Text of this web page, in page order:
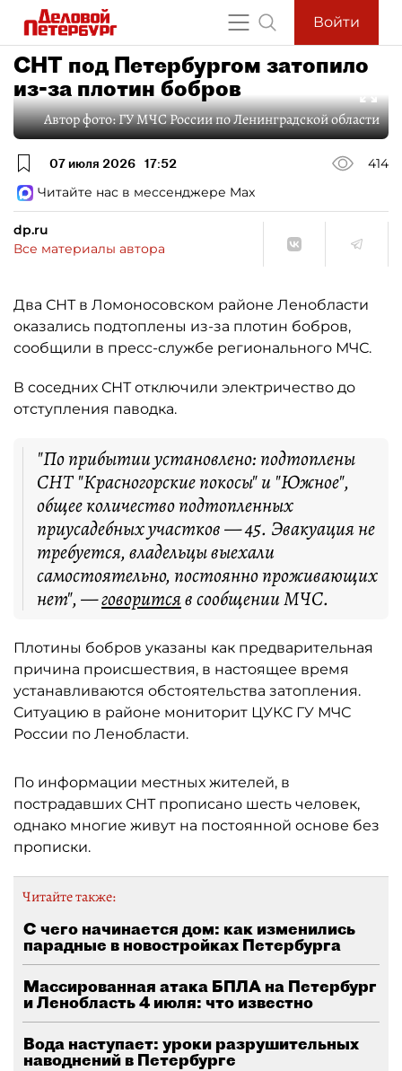
Войти
СНТ под Петербургом затопило
из-за плотин бобров
Автор фото:ГУ МЧС России по Ленинградской области
07 июля 2026 17:52
414
Читайте нас в мессенджере Max
dp.ru
Все материалы автора
Два СНТ в Ломоносовском районе Ленобласти
оказались подтоплены из-за плотин бобров,
сообщили в пресс-службе регионального МЧС.
В соседних СНТ отключили электричество до
отступления паводка.
"По прибытии установлено: подтоплены
СНТ "Красногорские покосы" и "Южное",
общее количество подтопленных
приусадебных участков — 45. Эвакуация не
требуется, владельцы выехали
самостоятельно, постоянно проживающих
нет", —говоритсяв сообщении МЧС.
Плотины бобров указаны как предварительная
причина происшествия, в настоящее время
устанавливаются обстоятельства затопления.
Ситуацию в районе мониторит ЦУКС ГУ МЧС
России по Ленобласти.
По информации местных жителей, в
пострадавших СНТ прописано шесть человек,
однако многие живут на постоянной основе без
прописки.
Читайте также:
С чего начинается дом: как изменились
парадные в новостройках Петербурга
Массированная атака БПЛА на Петербург
и Ленобласть 4 июля: что известно
Вода наступает: уроки разрушительных
наводнений в Петербурге